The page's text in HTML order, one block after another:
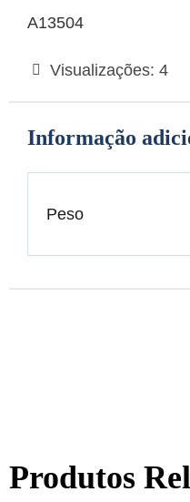
A13504
Visualizações: 4
Informação
Peso
Produtos